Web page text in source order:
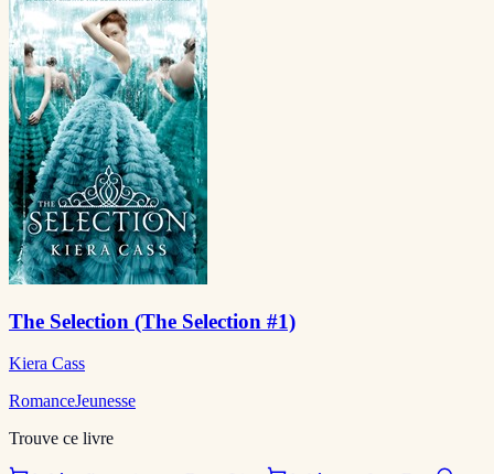
The Selection (The Selection #1)
Kiera Cass
RomanceJeunesse
Trouve ce livre